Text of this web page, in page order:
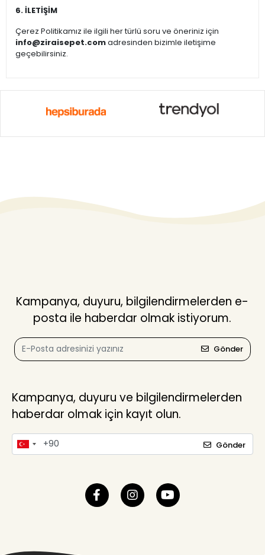
6. İLETİŞİM
Çerez Politikamız ile ilgili her türlü soru ve öneriniz için
info@ziraisepet.comadresinden bizimle iletişime
geçebilirsiniz.
Kampanya, duyuru, bilgilendirmelerden e-
posta ile haberdar olmak istiyorum.
Gönder
Kampanya, duyuru ve bilgilendirmelerden
haberdar olmak için kayıt olun.
Gönder